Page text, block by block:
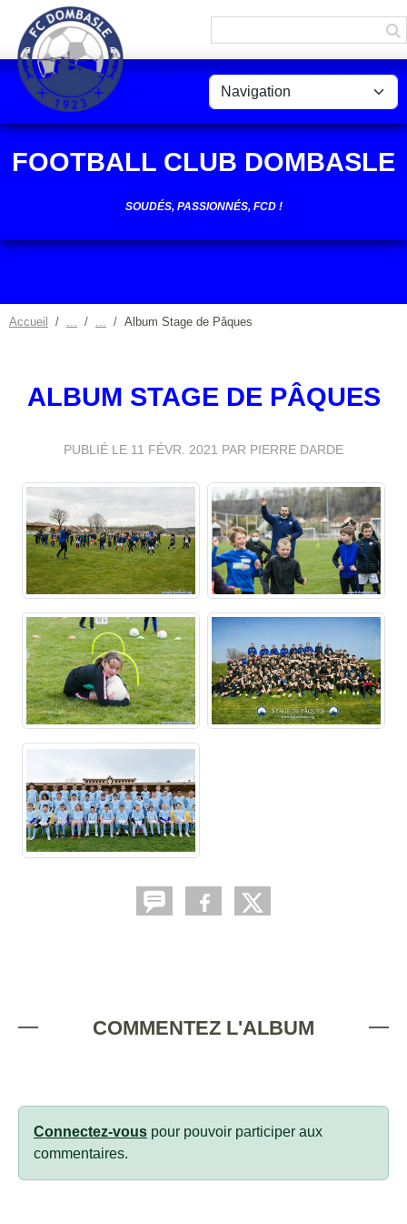
FOOTBALL CLUB DOMBASLE
SOUDÉS, PASSIONNÉS, FCD !
Accueil Album Stage de Pâques
ALBUM STAGE DE PÂQUES
PUBLIÉ LE 11 FÉVR. 2021 PAR PIERRE DARDE
COMMENTEZ L'ALBUM
Connectez-vous pour pouvoir participer aux
commentaires.
Panneau de gestion des cookies